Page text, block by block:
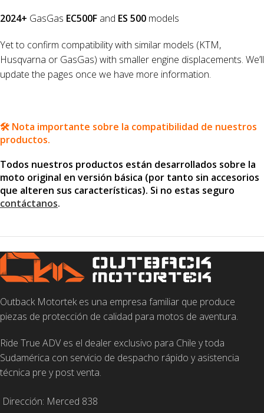
2024+ GasGas EC500F and ES 500 models
Yet to confirm compatibility with similar models (KTM,
Husqvarna or GasGas) with smaller engine displacements. We’ll
update the pages once we have more information.
🛠️ Nota importante sobre la compatibilidad de nuestros
productos.
Todos nuestros productos están desarrollados sobre la
moto original en versión básica (por tanto sin accesorios
que alteren sus características). Si no estas seguro
contáctanos.
Outback Motortek es una empresa familiar que produce
piezas de protección de calidad para motos de aventura.
Ride True ADV es el dealer exclusivo para Chile y toda
Sudamérica con servicio de despacho rápido y asistencia
técnica pre y post venta.
Dirección: Merced 838